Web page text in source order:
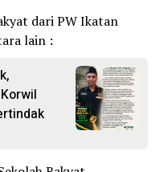
dari PW Ikatan
lain :